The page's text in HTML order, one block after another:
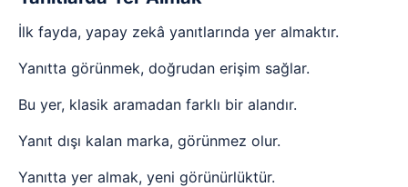
İlk fayda, yapay zekâ yanıtlarında yer almaktır.
Yanıtta görünmek, doğrudan erişim sağlar.
Bu yer, klasik aramadan farklı bir alandır.
Yanıt dışı kalan marka, görünmez olur.
Yanıtta yer almak, yeni görünürlüktür.